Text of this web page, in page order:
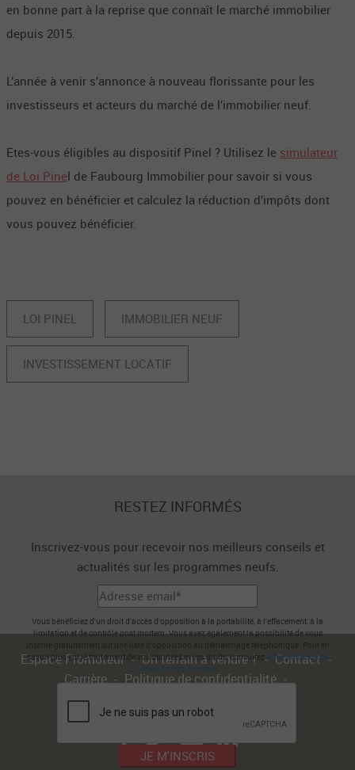
en bonne part à la reprise que connaît le marché immobilier
depuis 2015.
L’année à venir s’annonce à nouveau florissante pour les
investisseurs et acteurs du marché de l’immobilier neuf.
Etes-vous éligibles au dispositif Pinel ? Utilisez le simulateur
de Loi Pinel de Faubourg Immobilier pour savoir si vous
pouvez en bénéficier et calculez la réduction d’impôts dont
vous pouvez bénéficier.
LOI PINEL IMMOBILIER NEUF
INVESTISSEMENT LOCATIF
RESTEZ INFORMÉS
Inscrivez-vous pour recevoir nos meilleurs conseils et
actualités sur les programmes neufs.
Vous bénéficiez d'un droit d'accès d'opposition à la portabilité, à l'effacement, à la
limitation et de contrôle post mortem. Vous avez également la possibilité de vous
savoir plus sur le traitement de vos données et vos droits, consultez
notre politique de
Espace Promoteur Un terrain à vendre ?
Contact
Carrière
Politique de confidentialité
Conditions générales d'utilisation